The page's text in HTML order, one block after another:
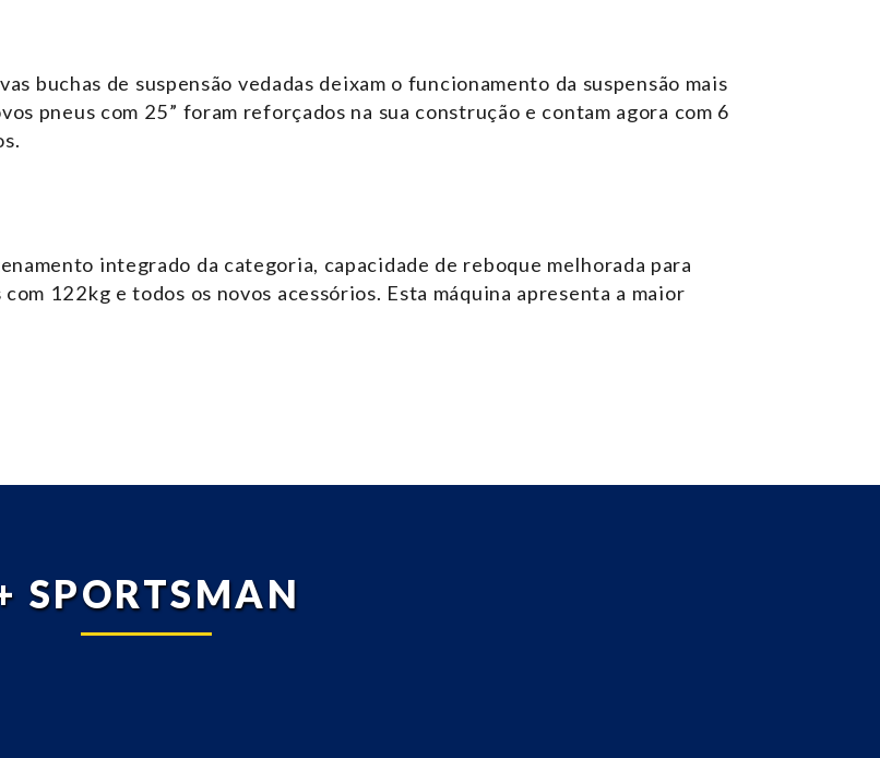
buchas de suspensão vedadas deixam o funcionamento da suspensão mais
pneus com 25” foram reforçados na sua construção e contam agora com 6
integrado da categoria, capacidade de reboque melhorada para
122kg e todos os novos acessórios. Esta máquina apresenta a maior
SPORTSMAN